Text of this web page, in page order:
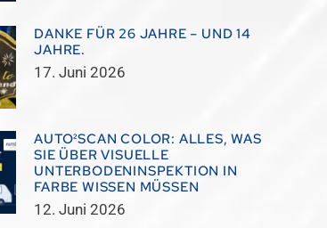
DANKE FÜR 26 JAHRE – UND 14
JAHRE.
17. Juni 2026
AUTO²SCAN COLOR: ALLES, WAS
SIE ÜBER VISUELLE
UNTERBODENINSPEKTION IN
FARBE WISSEN MÜSSEN
12. Juni 2026